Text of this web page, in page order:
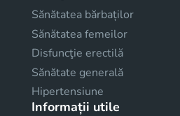
Sănătatea bărbaților
Sănătatea femeilor
Disfuncţie erectilă
Sănătate generală
Hipertensiune
Informații utile